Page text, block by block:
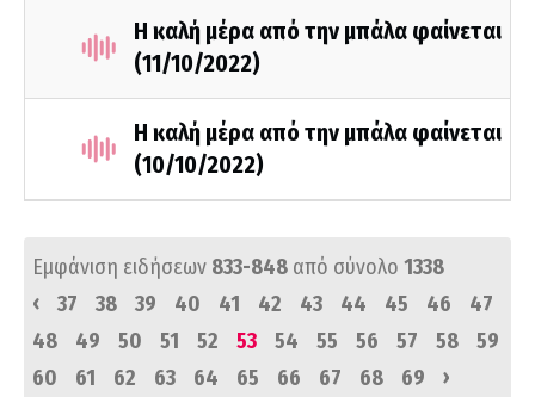
Η καλή μέρα από την μπάλα φαίνεται
(11/10/2022)
Η καλή μέρα από την μπάλα φαίνεται
(10/10/2022)
Εμφάνιση ειδήσεων 833-848 από σύνολο 1338
‹
37 38 39 40 41 42 43 44 45 46
47
48
49 50 51 52 53 54 55 56 57 58
59
60
61 62 63 64 65 66 67 68 69 ›